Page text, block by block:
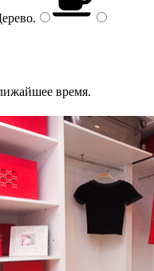
.
время.